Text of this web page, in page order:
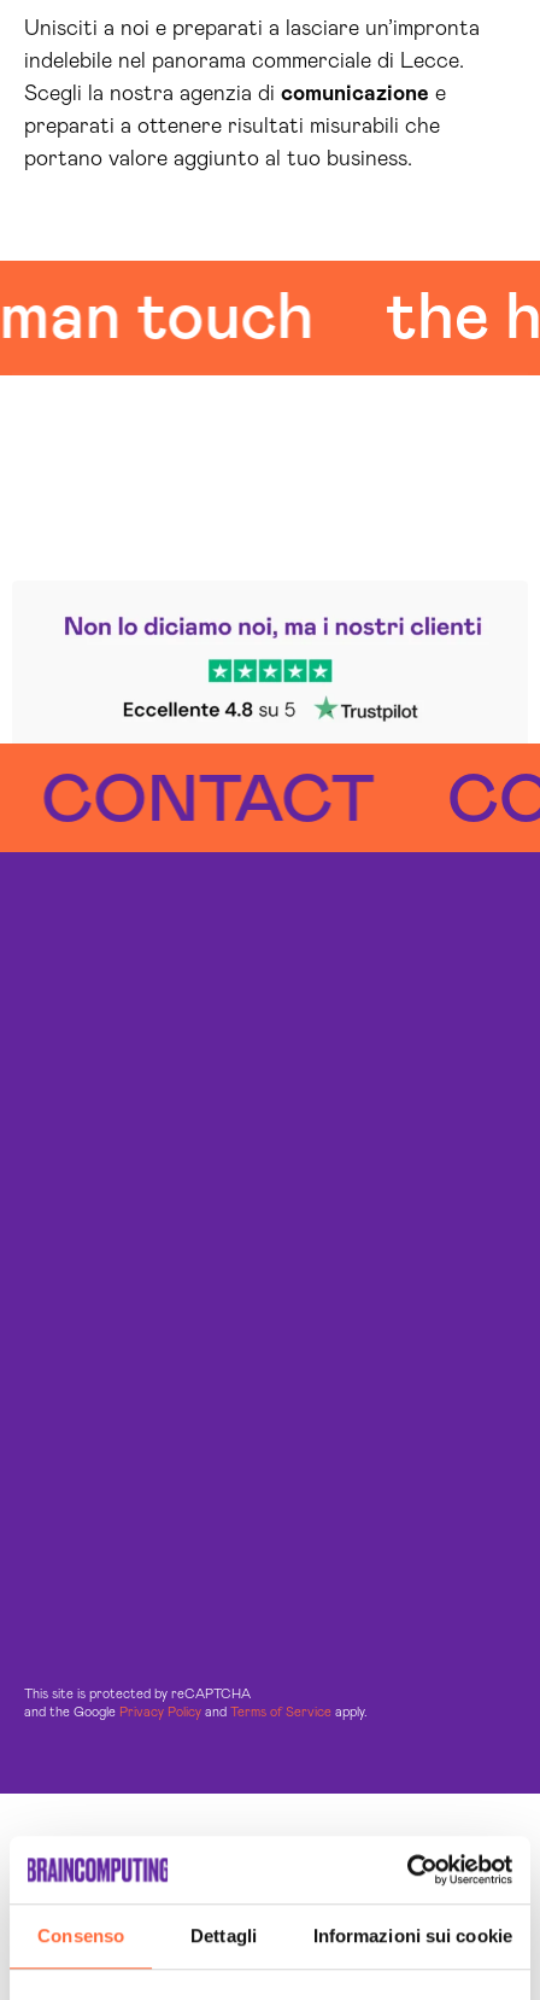
Consenso Dettagli Informazioni sui cookie
Unisciti a noi e preparati a lasciare un’impronta
indelebile nel panorama commerciale di Lecce.
Scegli la nostra agenzia di comunicazione e
preparati a ottenere risultati misurabili che
portano valore aggiunto al tuo business.
touch the
Trustpilot
This site is protected by reCAPTCHA
and the Google Privacy Policy and Terms of Service apply.
Un Team di specialisti
Sempre a tuo supporto